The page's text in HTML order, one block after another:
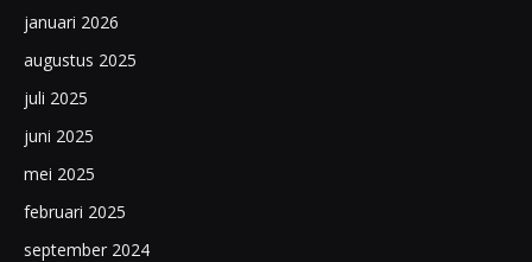
januari 2026
augustus 2025
juli 2025
juni 2025
mei 2025
februari 2025
september 2024